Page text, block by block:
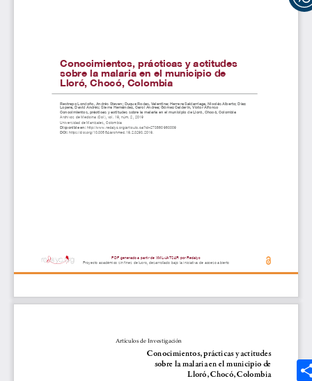
UMedia
Canal UM
Revistas
Podcast